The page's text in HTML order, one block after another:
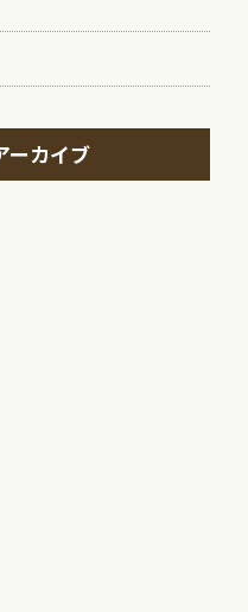
ーカイブ